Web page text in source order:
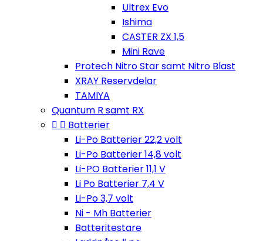
Ultrex Evo
Ishima
CASTER ZX 1,5
Mini Rave
Protech Nitro Star samt Nitro Blast
XRAY Reservdelar
TAMIYA
Quantum R samt RX
  Batterier
Li-Po Batterier 22,2 volt
Li-Po Batterier 14,8 volt
Li-PO Batterier 11,1 V
Li Po Batterier 7,4 V
Li-Po 3,7 volt
Ni - Mh Batterier
Batteritestare